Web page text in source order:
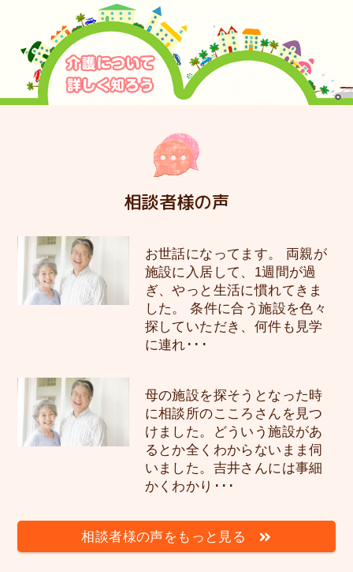
相談者様の声
お世話になってます。 両親が
施設に入居して、1週間が過
ぎ、やっと生活に慣れてきま
した。 条件に合う施設を色々
探していただき、何件も見学
に連れ･･･
母の施設を探そうとなった時
に相談所のこころさんを見つ
けました。どういう施設があ
るとか全くわからないまま伺
いました。吉井さんには事細
かくわかり･･･
相談者様の声をもっと見る